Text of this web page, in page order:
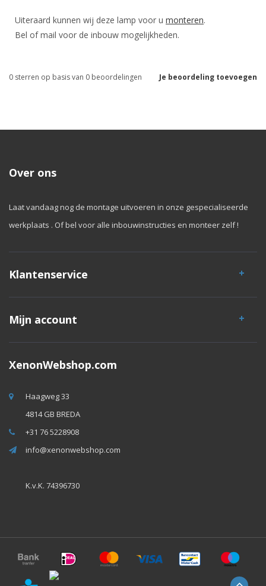
Uiteraard kunnen wij deze lamp voor u monteren.
Bel of mail voor de inbouw mogelijkheden.
Je beoordeling toevoegen
0 sterren op basis van 0 beoordelingen
Over ons
Laat vandaag nog de montage uitvoeren in onze gespecialiseerde
werkplaats . Of bel voor alle inbouwinstructies en monteer zelf !
Klantenservice
Mijn account
XenonWebshop.com
Haagweg 33
4814 GB BREDA
+31 76 5228908
info@xenonwebshop.com
K.v.K. 74396730